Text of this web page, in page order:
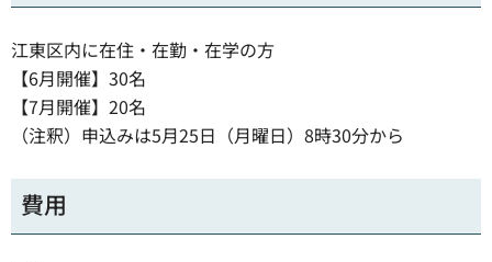
江東区内に在住・在勤・在学の方
【6月開催】30名
【7月開催】20名
（注釈）申込みは5月25日（月曜日）8時30分から
費用